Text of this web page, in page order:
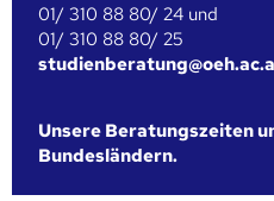
01/ 310 88 80/ 24 und
01/ 310 88 80/ 25
Unsere Beratungszeiten
Bundesländern.